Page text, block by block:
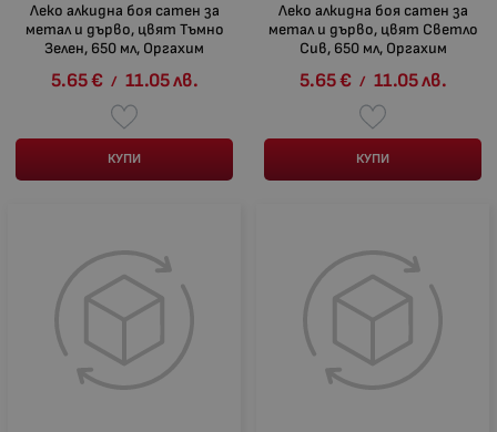
Леко алкидна боя сатен за
метал и дърво, цвят Тъмно
Зелен, 650 мл, Оргахим
5.65€ / 11.05лв.
КУПИ
Леко алкидна боя сатен за
метал и дърво, цвят Светло
Сив, 650 мл, Оргахим
5.65€ / 11.05лв.
КУПИ